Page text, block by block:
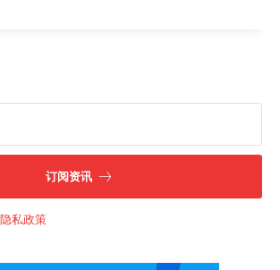
订阅资讯
隐私政策